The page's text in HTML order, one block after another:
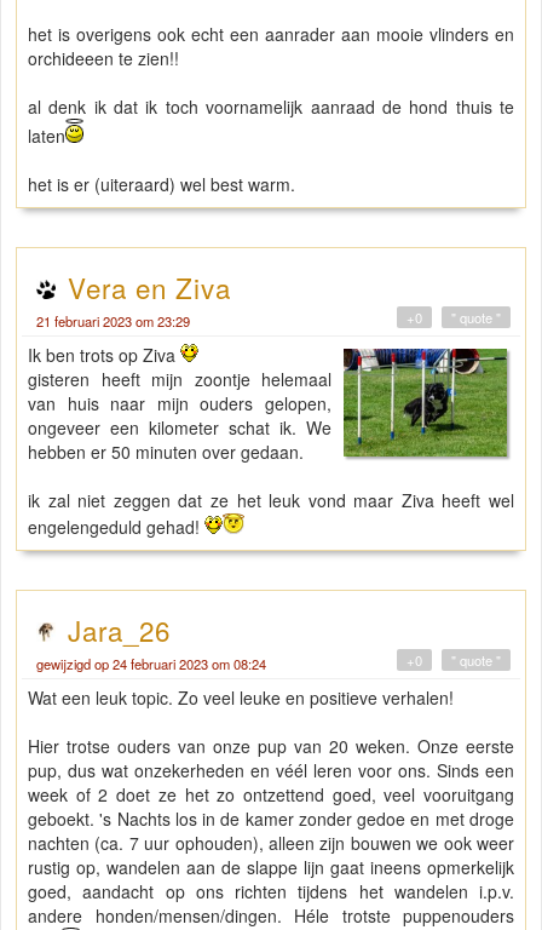
het is overigens ook echt een aanrader aan mooie vlinders en
orchideeen te zien!!
al denk ik dat ik toch voornamelijk aanraad de hond thuis te
laten
het is er (uiteraard) wel best warm.
Vera en Ziva
21 februari 2023 om 23:29 " quote "
+0
Ik ben trots op Ziva
gisteren heeft mijn zoontje helemaal
van huis naar mijn ouders gelopen,
ongeveer een kilometer schat ik. We
hebben er 50 minuten over gedaan.
ik zal niet zeggen dat ze het leuk vond maar Ziva heeft wel
engelengeduld gehad!
Jara_26
gewijzigd op 24 februari 2023 om 08:24 " quote "
+0
Wat een leuk topic. Zo veel leuke en positieve verhalen!
Hier trotse ouders van onze pup van 20 weken. Onze eerste
pup, dus wat onzekerheden en véél leren voor ons. Sinds een
week of 2 doet ze het zo ontzettend goed, veel vooruitgang
geboekt. 's Nachts los in de kamer zonder gedoe en met droge
nachten (ca. 7 uur ophouden), alleen zijn bouwen we ook weer
rustig op, wandelen aan de slappe lijn gaat ineens opmerkelijk
goed, aandacht op ons richten tijdens het wandelen i.p.v.
andere honden/mensen/dingen. Héle trotste puppenouders